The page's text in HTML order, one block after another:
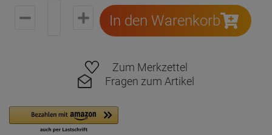
In den Warenkorb
Zum Merkzettel
Fragen zum Artikel